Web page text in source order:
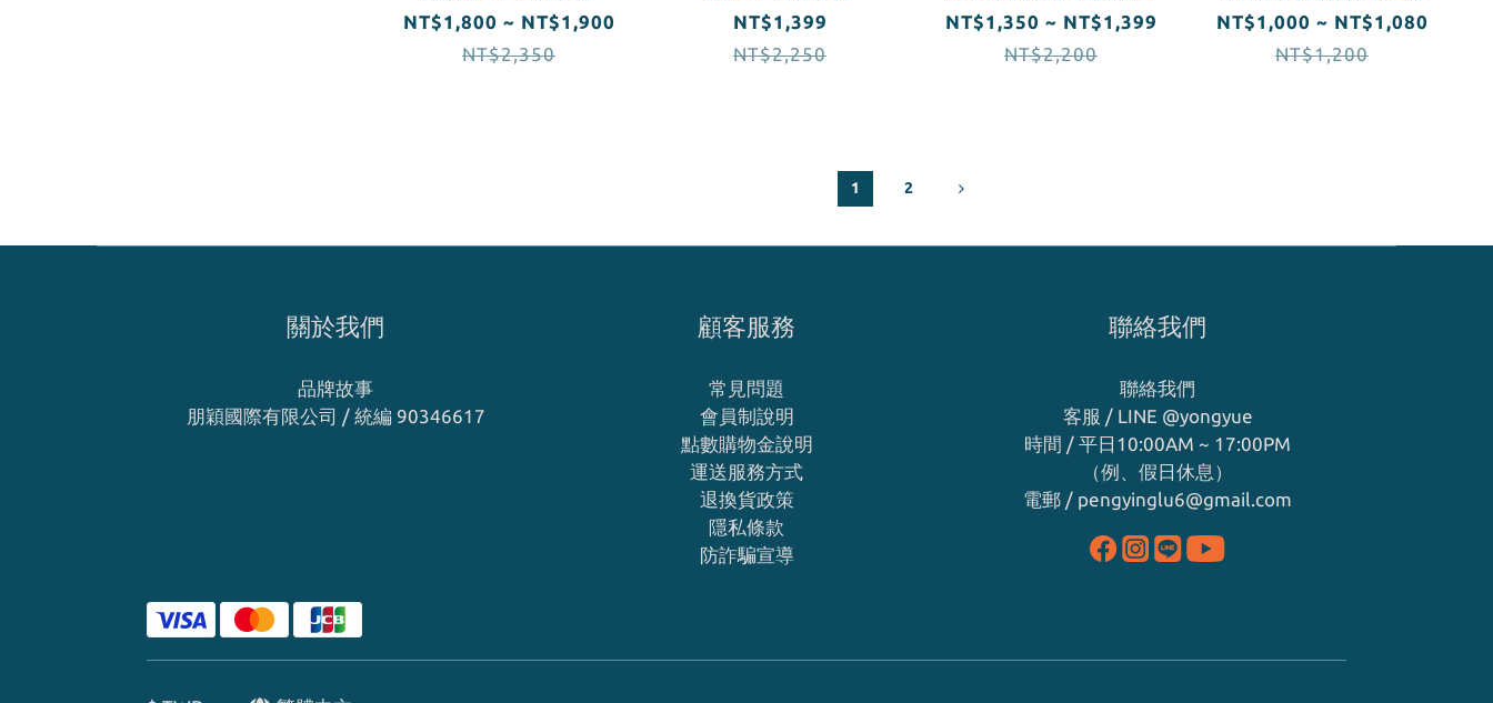
NT$1,800 ~ NT$1,900
NT$2,350
NT$1,399
NT$2,250
迷彩
NT$1,350 ~ NT$1,399
NT$2,200
NT$1,000 ~ NT$1,080
NT$1,200
1 2
關於我們
品牌故事
朋穎國際有限公司 / 統編 90346617
顧客服務
常見問題
會員制說明
點數購物金說明
運送服務方式
退換貨政策
隱私條款
防詐騙宣導
聯絡我們
聯絡我們
客服 / LINE @yongyue
時間 / 平日10:00AM ~ 17:00PM
（例、假日休息）
電郵 / pengyinglu6@gmail.com